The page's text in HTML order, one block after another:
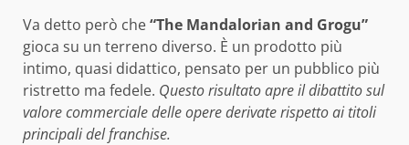
Va detto però che“The Mandalorian and Grogu”
gioca su un terreno diverso. È un prodotto più
intimo, quasi didattico, pensato per un pubblico più
ristretto ma fedele. Questo risultato apre il dibattito sul
valore commerciale delle opere derivate rispetto ai titoli
principali del franchise.